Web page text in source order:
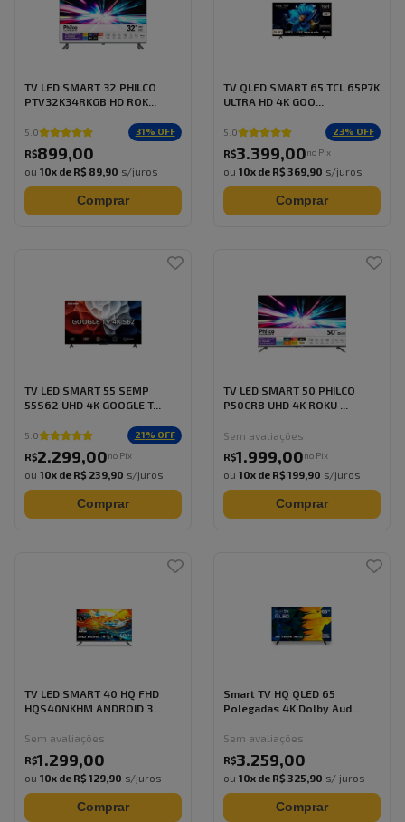
TV LED SMART 32 PHILCO
PTV32K34RKGB HD ROK...
5.0 31% OFF
R$899,00
ou 10x de R$ 89,90 s/juros
Comprar
TV QLED SMART 65 TCL 65P7K
ULTRA HD 4K GOO...
5.0 23% OFF
R$3.399,00no Pix
ou 10x de R$ 369,90 s/juros
Comprar
TV LED SMART 55 SEMP
55S62 UHD 4K GOOGLE T...
5.0 21% OFF
R$2.299,00no Pix
ou 10x de R$ 239,90 s/juros
Comprar
TV LED SMART 50 PHILCO
P50CRB UHD 4K ROKU ...
Sem avaliações
R$1.999,00no Pix
ou 10x de R$ 199,90 s/juros
Comprar
TV LED SMART 40 HQ FHD
HQS40NKHM ANDROID 3...
Sem avaliações
R$1.299,00
ou 10x de R$ 129,90 s/juros
Comprar
Smart TV HQ QLED 65
Polegadas 4K Dolby Aud...
Sem avaliações
R$3.259,00
ou 10x de R$ 325,90 s/ juros
Comprar